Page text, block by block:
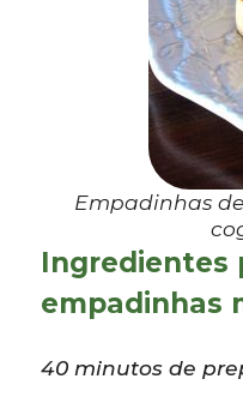
Empadinhas
Ingredientes
empadinhas
40 minutos de